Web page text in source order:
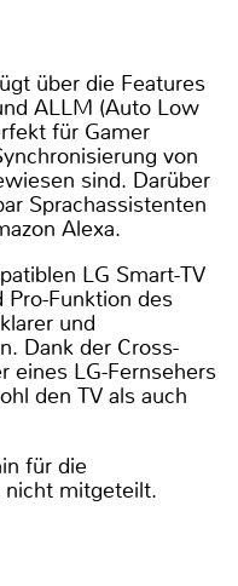
über die Features
ALLM (Auto Low
für Gamer
von
sind. Darüber
Sprachassistenten
Alexa.
LG Smart-TV
Pro-Funktion des
und
Dank der Cross-
eines LG-Fernsehers
den TV als auch
für die
nicht mitgeteilt.